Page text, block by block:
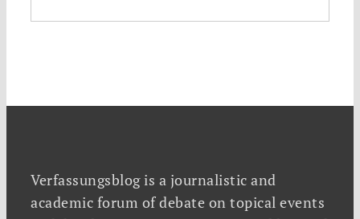
Verfassungsblog is a journalistic and
academic forum of debate on topical events